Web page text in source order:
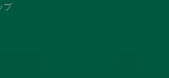
プ